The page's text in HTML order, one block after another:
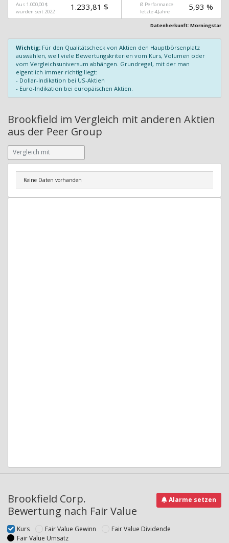
Aus 1.000,00 $
wurden seit 2022
1.233,81 $
Ø Performance
letzte 4 Jahre
5,93 %
Datenherkunft: Morningstar
Wichtig: Für den Qualitätscheck von Aktien den Hauptbörsenplatz
auswählen, weil viele Bewertungskriterien vom Kurs, Volumen oder
vom Vergleichsuniversum abhängen. Grundregel, mit der man
eigentlich immer richtig liegt:
- Dollar-Indikation bei US-Aktien
- Euro-Indikation bei europäischen Aktien.
Brookfield im Vergleich mit anderen Aktien
aus der Peer Group
Keine Daten vorhanden
Brookfield Corp.
Bewertung nach Fair Value
Alarme setzen
Kurs Fair Value Gewinn
Fair Value Dividende
Fair Value Umsatz